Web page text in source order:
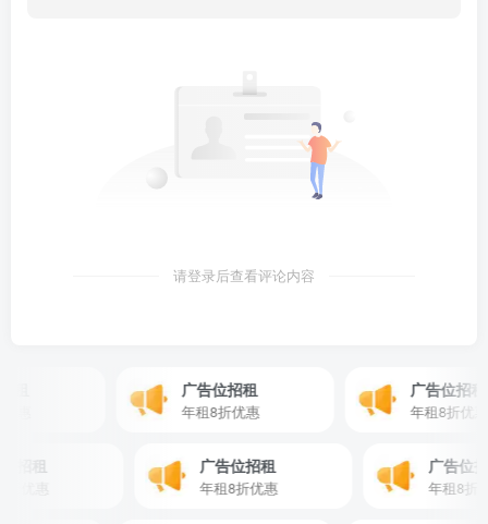
请登录后查看评论内容
广告位招租
年租8折优惠
广告位招租
年租8折优惠
广告位招租 广告位招租
年租8折优惠
广
年